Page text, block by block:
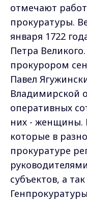
отмечают
прокуратуры.
января 1722
Петра
прокурором
Павел
Владимирской
оперативных
них - женщины.
которые в
прокуратуре
субъектов, а